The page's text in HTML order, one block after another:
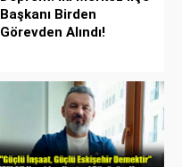
Başkanı Birden
Görevden Alındı!